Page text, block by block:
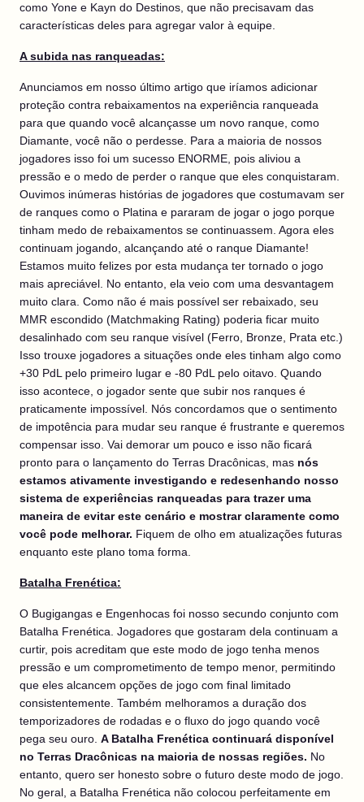
como Yone e Kayn do Destinos, que não precisavam das
características deles para agregar valor à equipe.
A subida nas ranqueadas:
Anunciamos em nosso último artigo que iríamos adicionar
proteção contra rebaixamentos na experiência ranqueada
para que quando você alcançasse um novo ranque, como
Diamante, você não o perdesse. Para a maioria de nossos
jogadores isso foi um sucesso ENORME, pois aliviou a
pressão e o medo de perder o ranque que eles conquistaram.
Ouvimos inúmeras histórias de jogadores que costumavam ser
de ranques como o Platina e pararam de jogar o jogo porque
tinham medo de rebaixamentos se continuassem. Agora eles
continuam jogando, alcançando até o ranque Diamante!
Estamos muito felizes por esta mudança ter tornado o jogo
mais apreciável. No entanto, ela veio com uma desvantagem
muito clara. Como não é mais possível ser rebaixado, seu
MMR escondido (Matchmaking Rating) poderia ficar muito
desalinhado com seu ranque visível (Ferro, Bronze, Prata etc.)
Isso trouxe jogadores a situações onde eles tinham algo como
+30 PdL pelo primeiro lugar e -80 PdL pelo oitavo. Quando
isso acontece, o jogador sente que subir nos ranques é
praticamente impossível. Nós concordamos que o sentimento
de impotência para mudar seu ranque é frustrante e queremos
compensar isso. Vai demorar um pouco e isso não ficará
pronto para o lançamento do Terras Dracônicas, mas nós
estamos ativamente investigando e redesenhando nosso
sistema de experiências ranqueadas para trazer uma
maneira de evitar este cenário e mostrar claramente como
você pode melhorar. Fiquem de olho em atualizações futuras
enquanto este plano toma forma.
Batalha Frenética:
O Bugigangas e Engenhocas foi nosso secundo conjunto com
Batalha Frenética. Jogadores que gostaram dela continuam a
curtir, pois acreditam que este modo de jogo tenha menos
pressão e um comprometimento de tempo menor, permitindo
que eles alcancem opções de jogo com final limitado
consistentemente. Também melhoramos a duração dos
temporizadores de rodadas e o fluxo do jogo quando você
pega seu ouro. A Batalha Frenética continuará disponível
no Terras Dracônicas na maioria de nossas regiões. No
entanto, quero ser honesto sobre o futuro deste modo de jogo.
No geral, a Batalha Frenética não colocou perfeitamente em